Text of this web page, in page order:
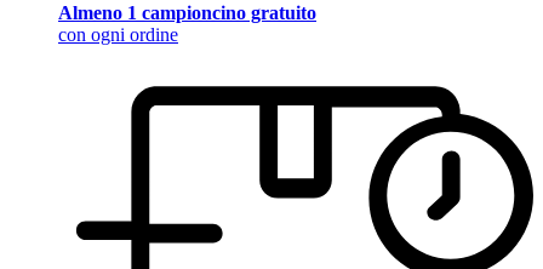
Almeno 1 campioncino gratuito
con ogni ordine